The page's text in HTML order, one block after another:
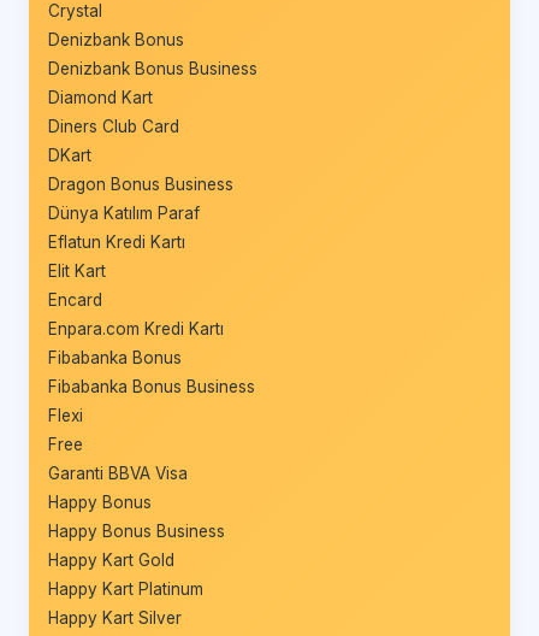
Crystal
Denizbank Bonus
Denizbank Bonus Business
Diamond Kart
Diners Club Card
DKart
Dragon Bonus Business
Dünya Katılım Paraf
Eflatun Kredi Kartı
Elit Kart
Encard
Enpara.com Kredi Kartı
Fibabanka Bonus
Fibabanka Bonus Business
Flexi
Free
Garanti BBVA Visa
Happy Bonus
Happy Bonus Business
Happy Kart Gold
Happy Kart Platinum
Happy Kart Silver